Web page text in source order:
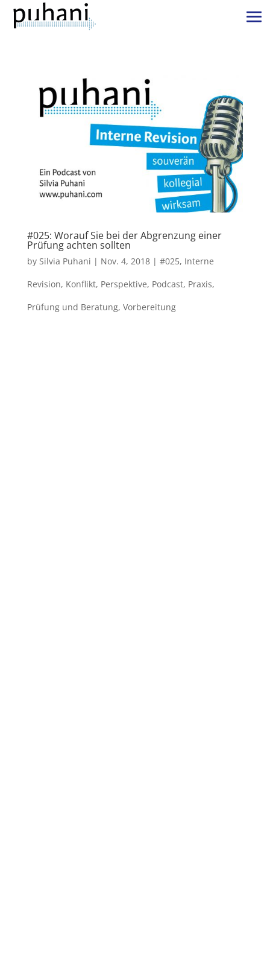
#025: Worauf Sie bei der Abgrenzung einer
Prüfung achten sollten
by Silvia Puhani | Nov. 4, 2018| #025, Interne
Revision, Konflikt, Perspektive, Podcast, Praxis,
Prüfung und Beratung, Vorbereitung